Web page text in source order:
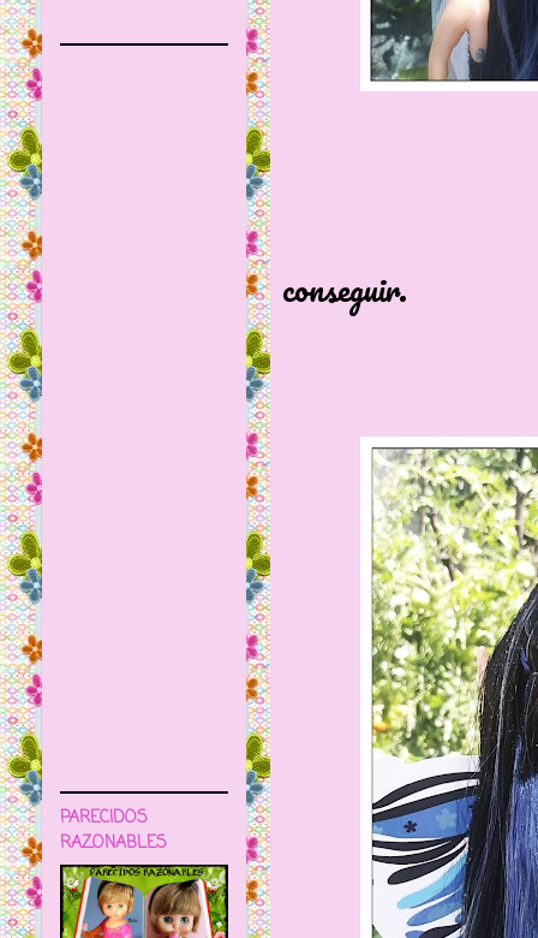
conseguir.
PARECIDOS
RAZONABLES